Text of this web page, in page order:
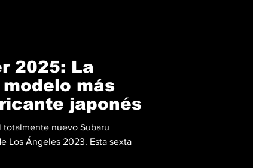
2025: La
más
japonés
totalmente nuevo Subaru
Los Ángeles 2023. Esta sexta